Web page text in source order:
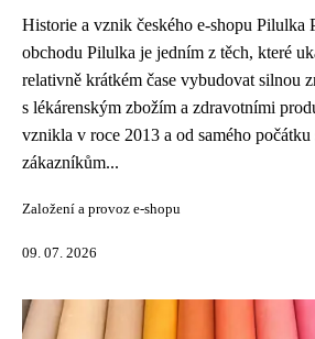
Historie a vznik českého e-shopu Pilulka
obchodu Pilulka je jedním z těch, které
relativně krátkém čase vybudovat silnou
s lékárenským zbožím a zdravotními
vznikla v roce 2013 a od samého počátku
zákazníkům...
Založení a provoz e-shopu
09. 07. 2026